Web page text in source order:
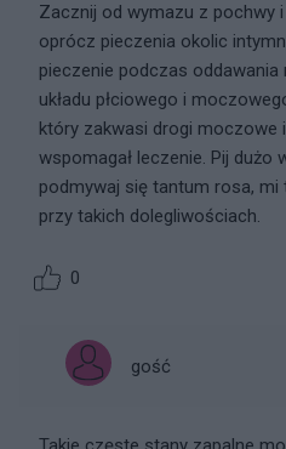
Zacznij od wymazu z pochwy
oprócz pieczenia okolic
pieczenie podczas
układu płciowego i
który zakwasi drogi moczowe
wspomagał leczenie. Pij dużo
podmywaj się tantum rosa,
przy takich dolegliwościach.
0
gość